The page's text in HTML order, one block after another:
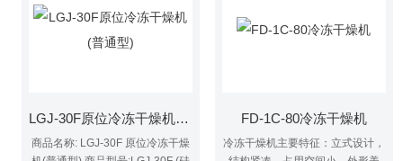
LGJ-30F原位冷冻干燥机(普通型)
商品名称: LGJ-30F 原位冷冻干燥
FD-1C-80冷冻干燥机
冷冻干燥机主要特征：立式设计，